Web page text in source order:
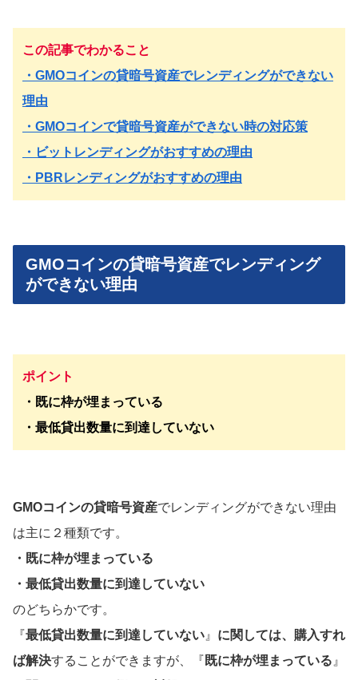
この記事でわかること
・GMOコインの貸暗号資産でレンディングができない
理由
・GMOコインで貸暗号資産ができない時の対応策
・ビットレンディングがおすすめの理由
・PBRレンディングがおすすめの理由
GMOコインの貸暗号資産でレンディング
ができない理由
ポイント
・既に枠が埋まっている
・最低貸出数量に到達していない
GMOコインの貸暗号資産でレンディングができない理由
は主に２種類です。
・既に枠が埋まっている
・最低貸出数量に到達していない
のどちらかです。
『最低貸出数量に到達していない 』 に関しては、購入すれ
ば解決することができますが、『 既に枠が埋まっている 』